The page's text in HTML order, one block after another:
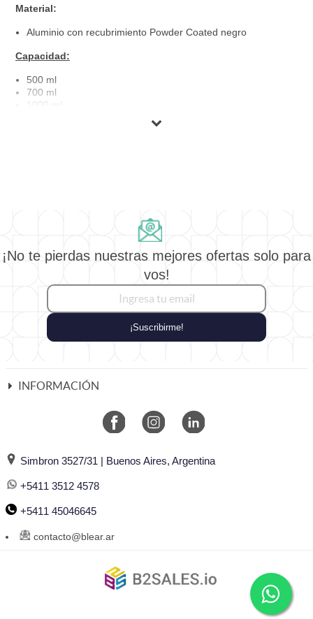
Material:
Aluminio con recubrimiento Powder Coated negro
Capacidad:
500 ml
700 ml
1000 ml
Sin impresión / sin logo: 25 unid.
uv-dtf 10 unid
Una vez realizada la compra envianos el logo en los
siguientes formatos editables: Illustrator, Corel o PDF
convertido a curvas para que diseño pueda realizar la
¡No te pierdas nuestras mejores ofertas solo para
vos!
¡Suscribirme!
INFORMACIÓN
Simbron 3527/31 | Buenos Aires, Argentina
+5411 3512 4578
+5411 45046645
contacto@blear.ar